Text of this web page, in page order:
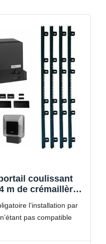
coulissant
m de crémaillère
l’installation par
pas compatible